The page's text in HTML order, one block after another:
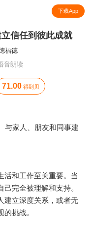
下载App
信任到彼此成就
福德
音朗读
71.00 得到贝
与家人、朋友和同事建
活和工作至关重要。当
完全被理解和支持。
建立深度关系，或者无
挑战。